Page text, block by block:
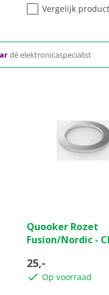
Vergelijk product
dé elektronicaspecialist
van
de
sterren.
Quooker Rozet
Fusion/Nordic -
25,-
Op voorraad